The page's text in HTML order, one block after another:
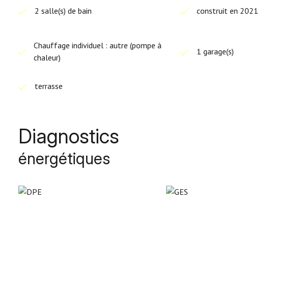
2 salle(s) de bain construit en 2021
Chauffage individuel : autre (pompe à
chaleur)
1 garage(s)
terrasse
Diagnostics
énergétiques